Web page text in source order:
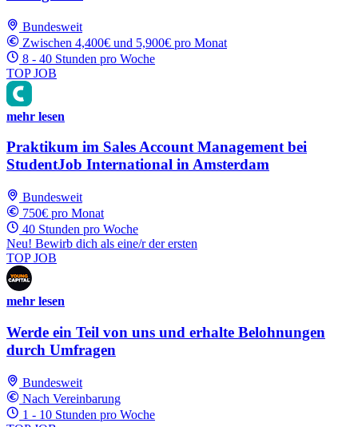
Bundesweit
Zwischen 4,400€ und 5,900€ pro Monat
8 - 40 Stunden pro Woche
TOP JOB
mehr lesen
Praktikum im Sales Account Management bei
StudentJob International in Amsterdam
Bundesweit
750€ pro Monat
40 Stunden pro Woche
Neu! Bewirb dich als eine/r der ersten
TOP JOB
mehr lesen
Werde ein Teil von uns und erhalte Belohnungen
durch Umfragen
Bundesweit
Nach Vereinbarung
1 - 10 Stunden pro Woche